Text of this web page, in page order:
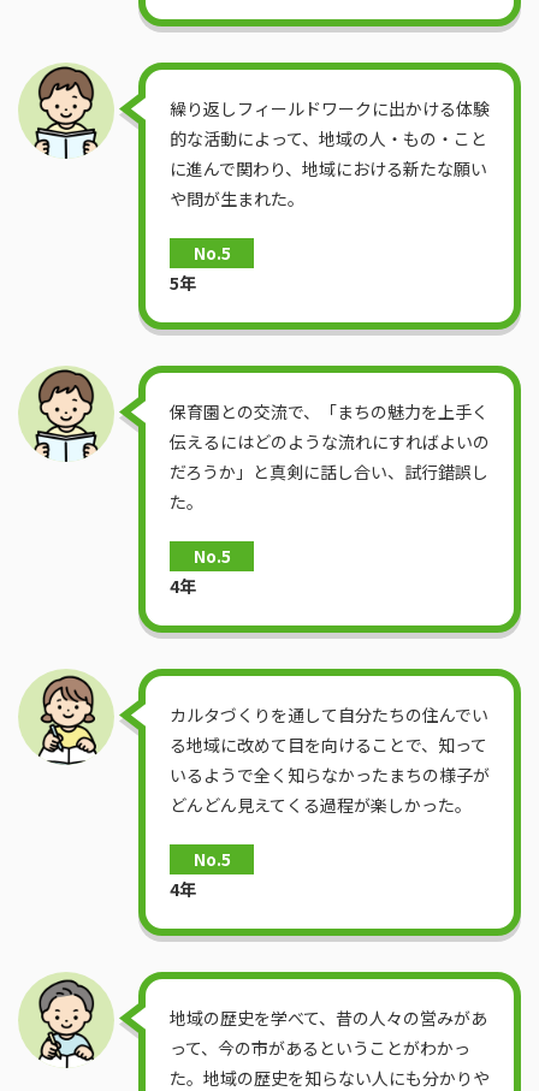
繰り返しフィールドワークに出かける体験
的な活動によって、地域の人・もの・こと
に進んで関わり、地域における新たな願い
や問が生まれた。
No.5
5年
保育園との交流で、「まちの魅力を上手く
伝えるにはどのような流れにすればよいの
だろうか」と真剣に話し合い、試行錯誤し
た。
No.5
4年
カルタづくりを通して自分たちの住んでい
る地域に改めて目を向けることで、知って
いるようで全く知らなかったまちの様子が
どんどん見えてくる過程が楽しかった。
No.5
4年
地域の歴史を学べて、昔の人々の営みがあ
って、今の市があるということがわかっ
た。地域の歴史を知らない人にも分かりや